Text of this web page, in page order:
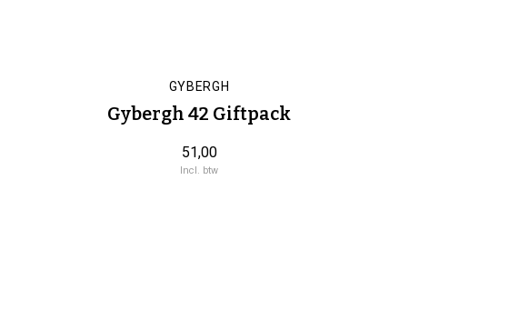
GYBERGH
Gybergh 42 Giftpack
51,00
Incl. btw